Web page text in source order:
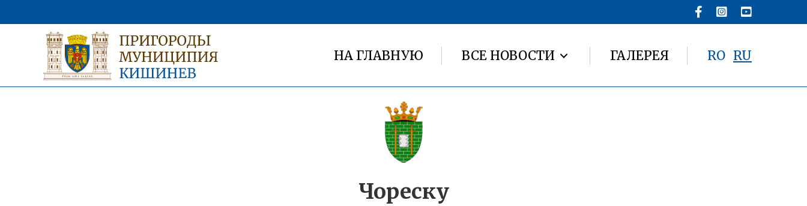
НА ГЛАВНУЮ ВСЕ НОВОСТИ ГАЛЕРЕЯ RO RU
Чореску